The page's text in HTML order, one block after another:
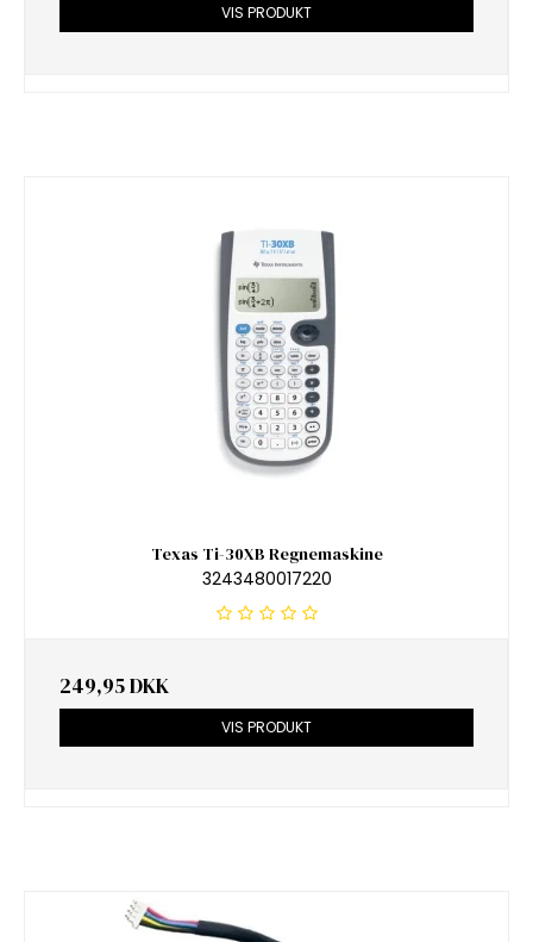
VIS PRODUKT
Texas Ti-30XB Regnemaskine
3243480017220
249,95 DKK
VIS PRODUKT